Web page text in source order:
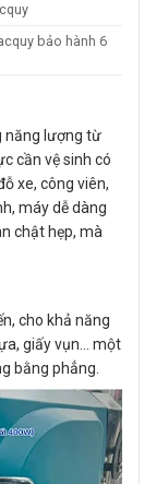
bảo hành 6
năng lượng từ
cần vệ sinh có
xe, công viên,
máy dễ dàng
chật hẹp, mà
cho khả năng
giấy vụn… một
bằng phẳng.